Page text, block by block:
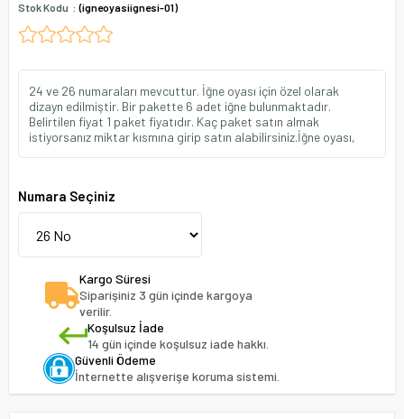
Stok Kodu (igneoyasiignesi-01)
24 ve 26 numaraları mevcuttur. İğne oyası için özel olarak
dizayn edilmiştir. Bir pakette 6 adet iğne bulunmaktadır.
Belirtilen fiyat 1 paket fiyatıdır. Kaç paket satın almak
istiyorsanız miktar kısmına girip satın alabilirsiniz.İğne oyası,
Numara Seçiniz
Kargo Süresi
Siparişiniz 3 gün içinde kargoya
verilir.
Koşulsuz İade
14 gün içinde koşulsuz iade hakkı.
Güvenli Ödeme
İnternette alışverişe koruma sistemi.